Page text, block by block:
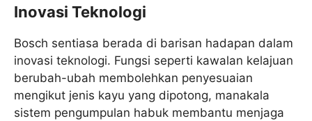
Inovasi Teknologi
Bosch sentiasa berada di barisan hadapan dalam
inovasi teknologi. Fungsi seperti kawalan kelajuan
berubah-ubah membolehkan penyesuaian
mengikut jenis kayu yang dipotong, manakala
sistem pengumpulan habuk membantu menjaga